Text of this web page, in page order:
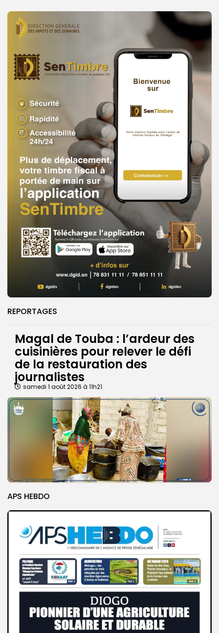
REPORTAGES
Magal de Touba : l’ardeur des
cuisinières pour relever le défi
de la restauration des
journalistes
samedi 1 août 2026 à 11h21
APS HEBDO